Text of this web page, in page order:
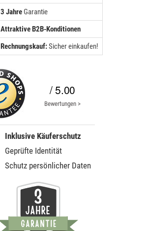
3 JahreGarantie
Attraktive B2B-Konditionen
Rechnungskauf:Sicher einkaufen!
/ 5.00
Bewertungen >
Inklusive Käuferschutz
Geprüfte Identität
Schutz persönlicher Daten